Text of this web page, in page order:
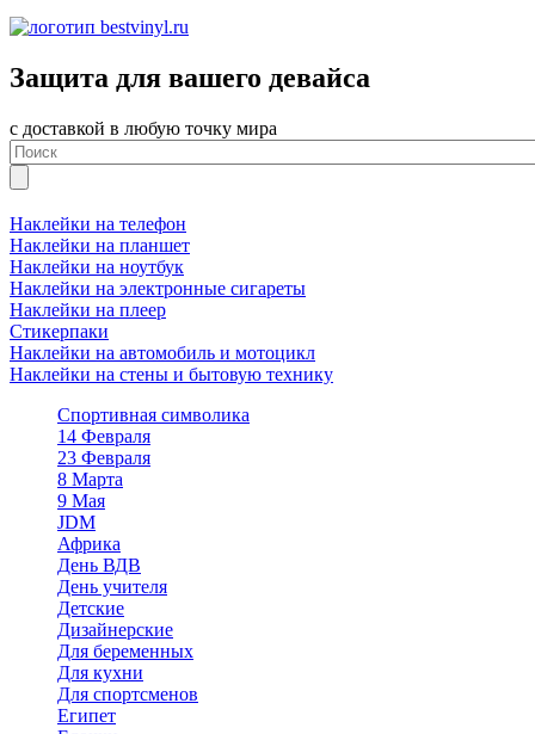
Защита для вашего девайса
с доставкой в любую точку мира
Наклейки на телефон
Наклейки на планшет
Наклейки на ноутбук
Наклейки на электронные сигареты
Наклейки на плеер
Стикерпаки
Наклейки на автомобиль и мотоцикл
Наклейки на стены и бытовую технику
Спортивная символика
14 Февраля
23 Февраля
8 Марта
9 Мая
JDM
Африка
День ВДВ
День учителя
Детские
Дизайнерские
Для беременных
Для кухни
Для спортсменов
Египет